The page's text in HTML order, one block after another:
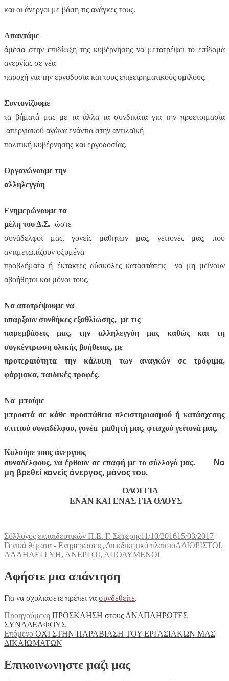
και οι άνεργοι με βάση τις ανάγκες τους.
Απαντάμε
άμεσα στην επιδίωξη της κυβέρνησης να μετατρέψει το επίδομα
ανεργίας σε νέα
παροχή για την εργοδοσία και τους επιχειρηματικούς ομίλους.
Συντονίζουμε
τα βήματά μας με τα άλλα τα συνδικάτα για την προετοιμασία
απεργιακού αγώνα ενάντια στην αντιλαϊκή
πολιτική κυβέρνησης και εργοδοσίας.
Οργανώνουμε την
αλληλεγγύη
Ενημερώνουμε τα
μέλη του Δ.Σ. ώστε
συνάδελφοί μας, γονείς μαθητών μας, γείτονές μας, που
αντιμετωπίζουν οξυμένα
προβλήματα ή έκτακτες δύσκολες καταστάσεις να μη μείνουν
αβοήθητοι και μόνοι τους.
Να αποτρέψουμε να
υπάρξουν συνθήκες εξαθλίωσης, με τις
παρεμβάσεις μας, την αλληλεγγύη μας καθώς και τη
συγκέντρωση υλικής βοήθειας, με
προτεραιότητα την κάλυψη των αναγκών σε τρόφιμα,
φάρμακα, παιδικές τροφές.
Να μπούμε
μπροστά σε κάθε προσπάθεια πλειστηριασμού ή κατάσχεσης
σπιτιού συναδέλφου, γονέα μαθητή μας, φτωχού γείτονά μας.
Καλούμε τους άνεργους
συναδέλφους, να έρθουν σε επαφή με το σύλλογό μας.
Να
μη βρεθεί κανείς άνεργος, μόνος του.
ΟΛΟΙ ΓΙΑ
ΕΝΑΝ ΚΑΙ ΕΝΑΣ ΓΙΑ ΟΛΟΥΣ
Συντάκτης
Σύλλογος εκπαιδευτικών Π.Ε. Γ. ΣεφέρηςΔημοσιεύτηκε
την
11/10/201615/03/2017
Γενικά θέματα - Ενημερώσεις, Διεκδικητικό πλαίσιοΕτικέτες
ΑΔΙΟΡΙΣΤΟΙ,
ΑΛΛΗΛΕΓΓΥΗ, ΑΝΕΡΓΟΙ, ΑΠΟΛΥΜΕΝΟΙ
Αφήστε μια απάντηση
Για να σχολιάσετε πρέπει να συνδεθείτε.
Πλοήγηση
άρθρων
Προηγούμενη Προηγούμενο
άρθρο:
ΠΡΟΣΚΛΗΣΗ στους ΑΝΑΠΛΗΡΩΤΕΣ
ΣΥΝΑΔΕΛΦΟΥΣ
Επόμενο Επόμενο
άρθρο:
ΟΧΙ ΣΤΗΝ ΠΑΡΑΒΙΑΣΗ ΤΟΥ ΕΡΓΑΣΙΑΚΩΝ ΜΑΣ
ΔΙΚΑΙΩΜΑΤΩΝ
Επικοινωνηστε μαζι μας